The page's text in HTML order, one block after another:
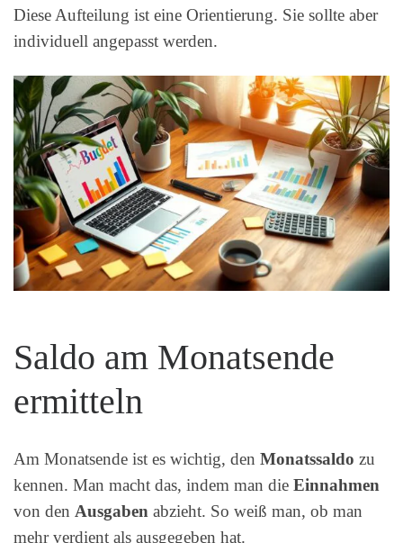
Diese Aufteilung ist eine Orientierung. Sie sollte aber
individuell angepasst werden.
Saldo am Monatsende
ermitteln
Am Monatsende ist es wichtig, den Monatssaldo zu
kennen. Man macht das, indem man die Einnahmen
von den Ausgaben abzieht. So weiß man, ob man
mehr verdient als ausgegeben hat.